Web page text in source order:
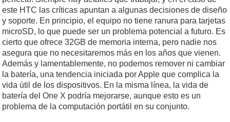
este HTC las críticas apuntan a algunas decisiones de diseño
y soporte. En principio, el equipo no tiene ranura para tarjetas
microSD, lo que puede ser un problema potencial a futuro. Es
cierto que ofrece 32GB de memoria interna, pero nadie nos
asegura que no necesitaremos más en los años que vienen.
Además y lamentablemente, no podemos remover ni cambiar
la batería, una tendencia iniciada por Apple que complica la
vida útil de los dispositivos. En la misma línea, la vida de
batería del One X podría mejorarse, aunque esto es un
problema de la computación portátil en su conjunto.